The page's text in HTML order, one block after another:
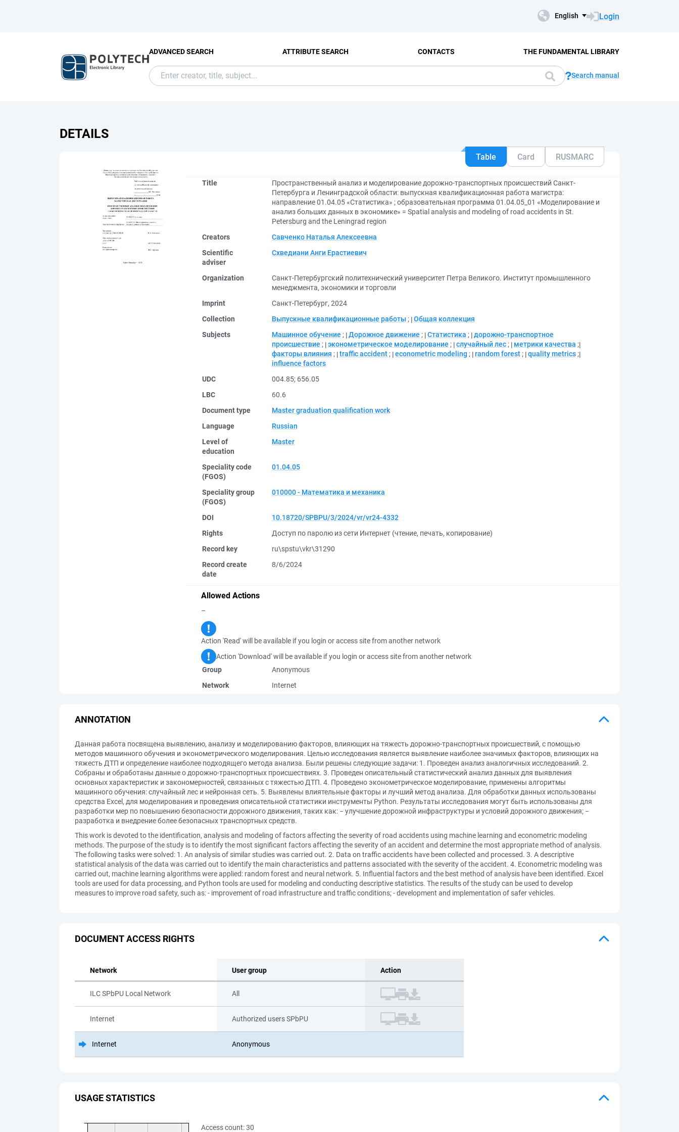
English Login
ADVANCED SEARCH ATTRIBUTE SEARCH CONTACTS THE FUNDAMENTAL LIBRARY
Search manual
DETAILS
Table Card RUSMARC
Title
Пространственный анализ и моделирование дорожно-транспортных происшествий Санкт-
Петербурга и Ленинградской области: выпускная квалификационная работа магистра:
направление 01.04.05 «Статистика» ; образовательная программа 01.04.05_01 «Моделирование и
анализ больших данных в экономике» = Spatial analysis and modeling of road accidents in St.
Petersburg and the Leningrad region
Creators
Савченко Наталья Алексеевна
Scientific
adviser
Схведиани Анги Ерастиевич
Organization
Санкт-Петербургский политехнический университет Петра Великого. Институт промышленного
менеджмента, экономики и торговли
Imprint
Санкт-Петербург, 2024
Collection
Выпускные квалификационные работы ; Общая коллекция
Subjects
Машинное обучение ; Дорожное движение ; Статистика ; дорожно-транспортное
происшествие ; эконометрическое моделирование ; случайный лес ; метрики качества ;
факторы влияния ; traffic accident ; econometric modeling ; random forest ; quality metrics ;
influence factors
UDC
004.85; 656.05
LBC
60.6
Document type
Master graduation qualification work
Language
Russian
Level of
education
Master
Speciality code
(FGOS)
01.04.05
Speciality group
(FGOS)
010000 - Математика и механика
DOI
10.18720/SPBPU/3/2024/vr/vr24-4332
Rights
Доступ по паролю из сети Интернет (чтение, печать, копирование)
Record key
ru\spstu\vkr\31290
Record create
date
8/6/2024
Allowed Actions
–
Action 'Read' will be available if you login or access site from another network
Action 'Download' will be available if you login or access site from another network
Group
Anonymous
Network
Internet
ANNOTATION
Данная работа посвящена выявлению, анализу и моделированию факторов, влияющих на тяжесть дорожно-транспортных происшествий, с помощью
методов машинного обучения и эконометрического моделирования. Целью исследования является выявление наиболее значимых факторов, влияющих на
тяжесть ДТП и определение наиболее подходящего метода анализа. Были решены следующие задачи: 1. Проведен анализ аналогичных исследований. 2.
Собраны и обработаны данные о дорожно-транспортных происшествиях. 3. Проведен описательный статистический анализ данных для выявления
основных характеристик и закономерностей, связанных с тяжестью ДТП. 4. Проведено эконометрическое моделирование, применены алгоритмы
машинного обучения: случайный лес и нейронная сеть. 5. Выявлены влиятельные факторы и лучший метод анализа. Для обработки данных использованы
средства Excel, для моделирования и проведения описательной статистики инструменты Python. Результаты исследования могут быть использованы для
разработки мер по повышению безопасности дорожного движения, таких как: − улучшение дорожной инфраструктуры и условий дорожного движения; −
разработка и внедрение более безопасных транспортных средств.
This work is devoted to the identification, analysis and modeling of factors affecting the severity of road accidents using machine learning and econometric modeling
methods. The purpose of the study is to identify the most significant factors affecting the severity of an accident and determine the most appropriate method of analysis.
The following tasks were solved: 1. An analysis of similar studies was carried out. 2. Data on traffic accidents have been collected and processed. 3. A descriptive
statistical analysis of the data was carried out to identify the main characteristics and patterns associated with the severity of the accident. 4. Econometric modeling was
carried out, machine learning algorithms were applied: random forest and neural network. 5. Influential factors and the best method of analysis have been identified. Excel
tools are used for data processing, and Python tools are used for modeling and conducting descriptive statistics. The results of the study can be used to develop
measures to improve road safety, such as: - improvement of road infrastructure and traffic conditions; - development and implementation of safer vehicles.
DOCUMENT ACCESS RIGHTS
Network User group Action
ILC SPbPU Local Network All
Internet Authorized users SPbPU
Internet Anonymous
USAGE STATISTICS
Access count:30